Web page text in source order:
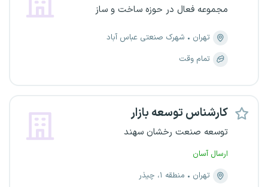
مجموعه فعال در حوزه ساخت و ساز
تهران
شهرک صنعتی عباس آباد
تمام وقت
کارشناس توسعه بازار
توسعه صنعت رخشان سهند
ارسال آسان
تهران
منطقه ۱، چیذر